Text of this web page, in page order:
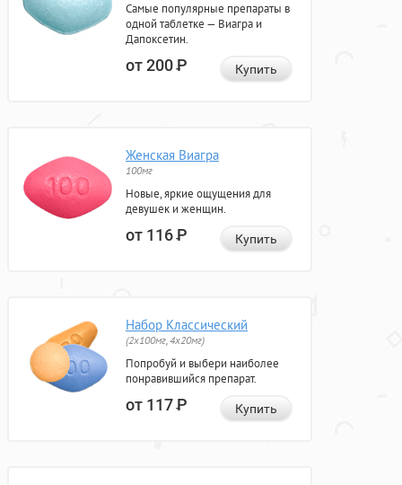
Самые популярные препараты в
одной таблетке — Виагра и
Дапоксетин.
от 200Р Купить
Женская Виагра
100мг
Новые, яркие ощущения для
девушек и женщин.
от 116Р Купить
Набор Классический
(2x100мг, 4x20мг)
Попробуй и выбери наиболее
понравившийся препарат.
от 117Р Купить